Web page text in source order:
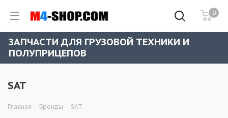
0
ЗАПЧАСТИ ДЛЯ ГРУЗОВОЙ ТЕХНИКИ И
ПОЛУПРИЦЕПОВ
SAT
Главная - Бренды - SAT